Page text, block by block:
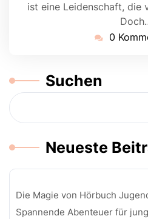
ist eine Leidenschaft, die
0
Suchen
Neueste
Die Magie von Hörbuch
Spannende Abenteuer für